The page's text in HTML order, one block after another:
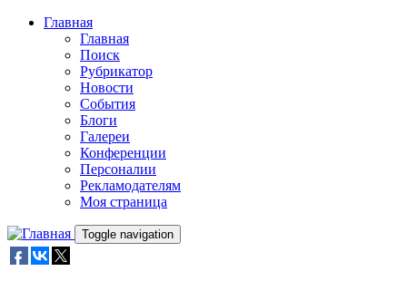
Skip to main content
Главная
Главная
Поиск
Рубрикатор
Новости
События
Блоги
Галереи
Конференции
Персоналии
Рекламодателям
Моя страница
Toggle navigation